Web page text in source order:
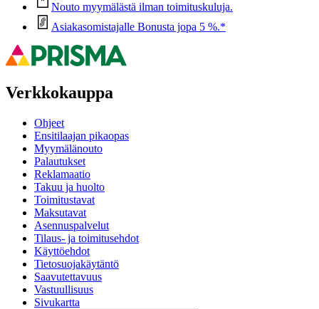
Nouto myymälästä ilman toimituskuluja.
Asiakasomistajalle Bonusta jopa 5 %.*
Verkkokauppa
Ohjeet
Ensitilaajan pikaopas
Myymälänouto
Palautukset
Reklamaatio
Takuu ja huolto
Toimitustavat
Maksutavat
Asennuspalvelut
Tilaus- ja toimitusehdot
Käyttöehdot
Tietosuojakäytäntö
Saavutettavuus
Vastuullisuus
Sivukartta